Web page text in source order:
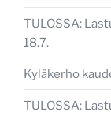
TULOSSA:
18.7.
Kyläkerho
TULOSSA: